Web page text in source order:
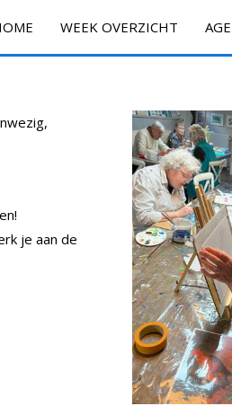
WEEK OVERZICHT
je aan de